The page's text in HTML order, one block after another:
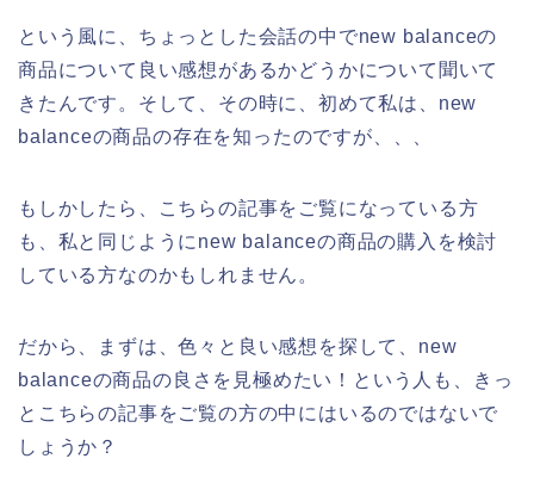
という風に、ちょっとした会話の中でnew balanceの
商品について良い感想があるかどうかについて聞いて
きたんです。そして、その時に、初めて私は、new
balanceの商品の存在を知ったのですが、、、
もしかしたら、こちらの記事をご覧になっている方
も、私と同じようにnew balanceの商品の購入を検討
している方なのかもしれません。
だから、まずは、色々と良い感想を探して、new
balanceの商品の良さを見極めたい！という人も、きっ
とこちらの記事をご覧の方の中にはいるのではないで
しょうか？